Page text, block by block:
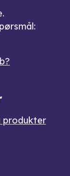
produkter